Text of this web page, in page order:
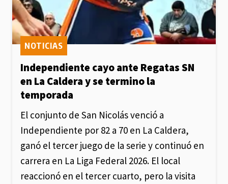
Independiente cayo ante Regatas SN
en La Caldera y se termino la
temporada
NOTICIAS
El conjunto de San Nicolás venció a
Independiente por 82 a 70 en La Caldera,
ganó el tercer juego de la serie y continuó en
carrera en La Liga Federal 2026. El local
reaccionó en el tercer cuarto, pero la visita